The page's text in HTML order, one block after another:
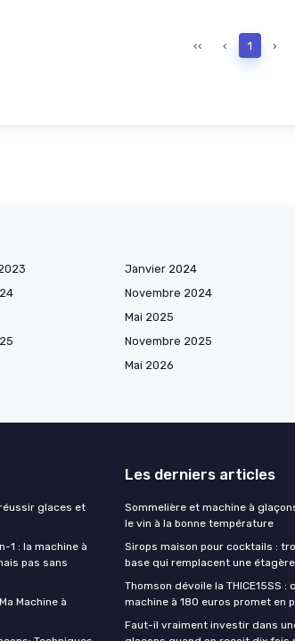
‹‹ ‹ 1 ›
Janvier 2024
Novembre 2024
Mai 2025
Novembre 2025
Mai 2026
glaces et
1 : la machine à
pas sans
Machine à
Les derniers articles
Sommelière et machine à
le vin à la bonne température
Sirops maison pour cocktails :
base qui remplacent une
Thomson dévoile la THICE15SS :
machine à 180 euros promet en
Faut-il vraiment investir dans